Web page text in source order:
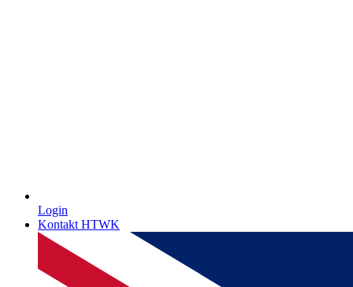
Login
Kontakt HTWK